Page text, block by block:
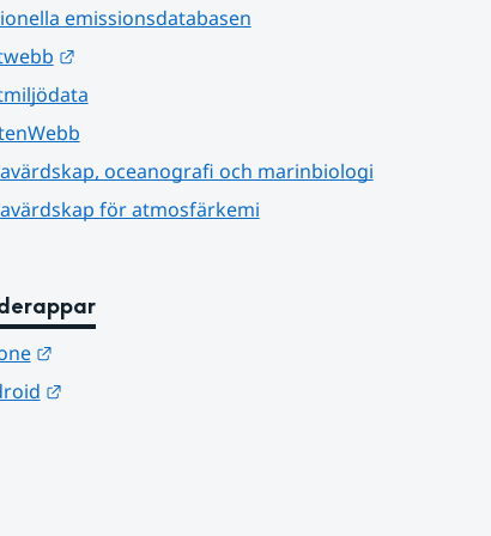
emissionsdatabasen
Länk till annan webbplats.
oceanografi och marinbiologi
för atmosfärkemi
Länk till annan webbplats.
Länk till annan webbplats.